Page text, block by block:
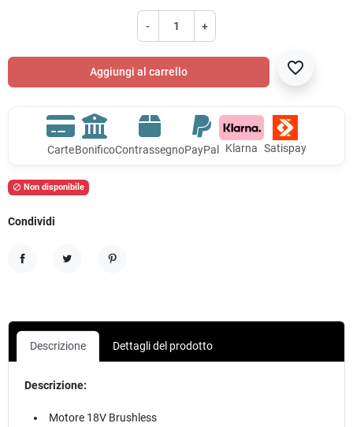
- +
Aggiungi al carrello favorite_border
CarteBonificoContrassegnoPayPal Klarna Satispay
 Non disponibile
Condividi
Descrizione Dettagli del prodotto
Descrizione:
Motore 18V Brushless